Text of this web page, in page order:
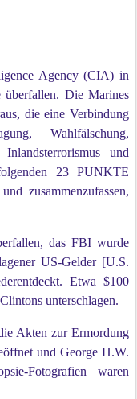
Agency (CIA) in
überfallen. Die Marines
die eine Verbindung
Wahlfälschung,
und
23 PUNKTE
zusammenzufassen,
das FBI wurde
US-Gelder [U.S.
Etwa $100
unterschlagen.
Akten zur Ermordung
und George H.W.
Fotografien waren